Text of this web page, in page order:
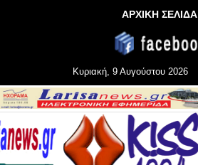
ΑΡΧΙΚΗ ΣΕΛΙΔΑ
Κυριακή, 9 Αυγούστου 2026